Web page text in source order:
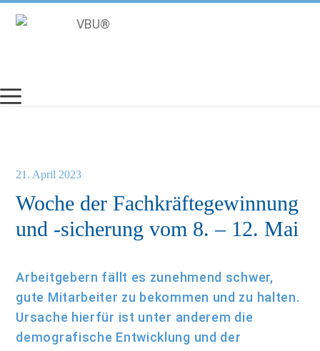
Inhalt
Woche der Fachkräftegewinnung
und -sicherung vom 8. – 12. Mai
21. April 2023
Arbeitgebern fällt es zunehmend schwer,
gute Mitarbeiter zu bekommen und zu halten.
Ursache hierfür ist unter anderem die
demografische Entwicklung und der